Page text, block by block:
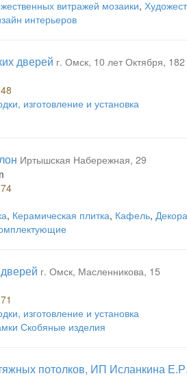
витражей мозаики,
интерьеров
дверей г. Омск, 10 лет Октября,
изготовление и установка
Иртышская Набережная, 29
, Керамическая плитка, Кафель,
г. Омск, Масленникова, 15
изготовление и установка
Скобяные изделия
потолков, ИП Исланкина